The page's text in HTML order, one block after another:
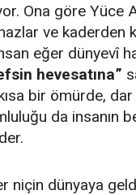
Ona göre Yüce
ve kaderden
eğer dünyevî
hevesatına”
bir ömürde, dar
da insanın
niçin dünyaya